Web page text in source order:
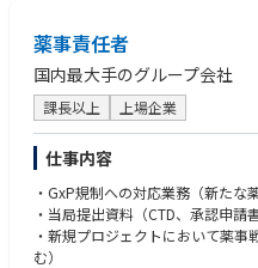
医薬品及び動物用医薬品の開発に
薬事責任者
国内最大手のグループ会社
課長以上 上場企業
仕事内容
・GxP規制への対応業務（新たな
・当局提出資料（CTD、承認申
・新規プロジェクトにおいて薬
む）